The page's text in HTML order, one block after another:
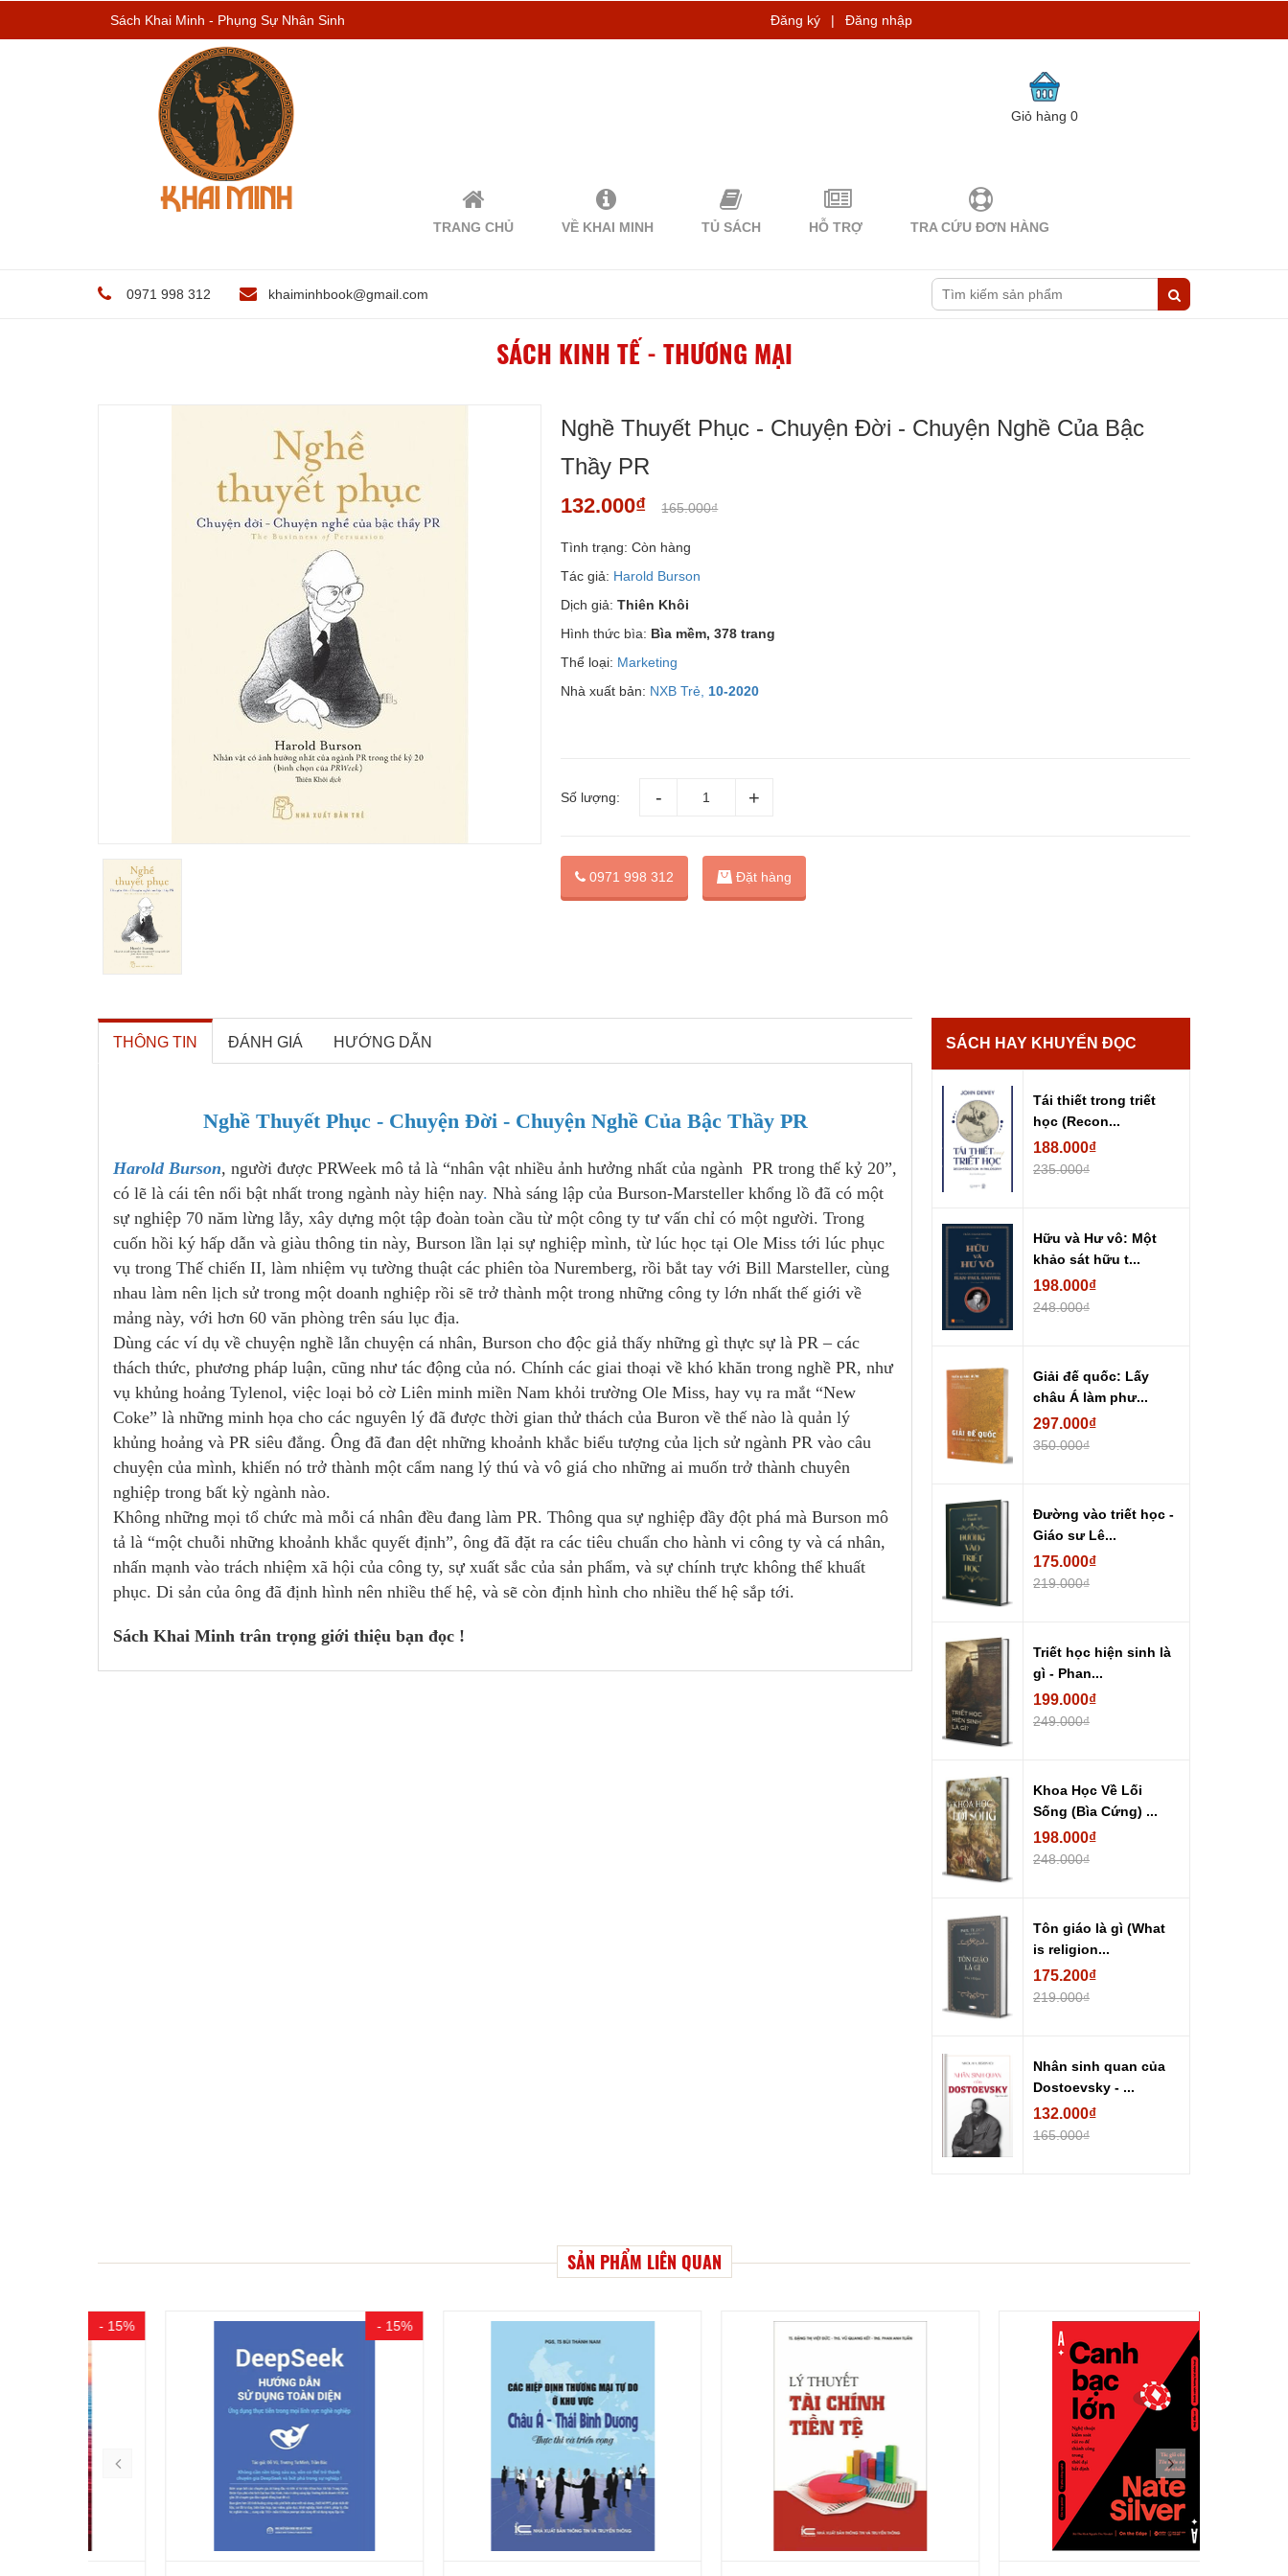
Sách Khai Minh - Phụng Sự Nhân Sinh Đăng ký | Đăng nhập
Giỏ hàng0
TRANG CHỦ VỀ KHAI MINH TỦ SÁCH HỖ TRỢ TRA CỨU ĐƠN HÀNG
0971 998 312 khaiminhbook@gmail.com
SÁCH KINH TẾ - THƯƠNG MẠI
Nghề Thuyết Phục - Chuyện Đời - Chuyện Nghề Của Bậc
Thầy PR
132.000₫ 165.000₫
Tình trạng: Còn hàng
Tác giả: Harold Burson
Dịch giả:Thiên Khôi
Hình thức bìa: Bìa mềm, 378 trang
Thể loại: Marketing
Nhà xuất bản: NXB Trẻ, 10-2020
Số lượng:
0971 998 312 Đặt hàng
THÔNG TIN ĐÁNH GIÁ HƯỚNG DẪN
Nghề Thuyết Phục - Chuyện Đời - Chuyện Nghề Của Bậc Thầy PR
Harold Burson, người được PRWeek mô tả là “nhân vật nhiều ảnh hưởng nhất của ngành PR trong thế kỷ 20”,
có lẽ là cái tên nổi bật nhất trong ngành này hiện nay. Nhà sáng lập của Burson-Marsteller khổng lồ đã có một
sự nghiệp 70 năm lừng lẫy, xây dựng một tập đoàn toàn cầu từ một công ty tư vấn chỉ có một người. Trong
cuốn hồi ký hấp dẫn và giàu thông tin này, Burson lần lại sự nghiệp mình, từ lúc học tại Ole Miss tới lúc phục
vụ trong Thế chiến II, làm nhiệm vụ tường thuật các phiên tòa Nuremberg, rồi bắt tay với Bill Marsteller, cùng
nhau làm nên lịch sử trong một doanh nghiệp rồi sẽ trở thành một trong những công ty lớn nhất thế giới về
mảng này, với hơn 60 văn phòng trên sáu lục địa.
Dùng các ví dụ về chuyện nghề lẫn chuyện cá nhân, Burson cho độc giả thấy những gì thực sự là PR – các
thách thức, phương pháp luận, cũng như tác động của nó. Chính các giai thoại về khó khăn trong nghề PR, như
vụ khủng hoảng Tylenol, việc loại bỏ cờ Liên minh miền Nam khỏi trường Ole Miss, hay vụ ra mắt “New
Coke” là những minh họa cho các nguyên lý đã được thời gian thử thách của Buron về thế nào là quản lý
khủng hoảng và PR siêu đẳng. Ông đã đan dệt những khoảnh khắc biểu tượng của lịch sử ngành PR vào câu
chuyện của mình, khiến nó trở thành một cẩm nang lý thú và vô giá cho những ai muốn trở thành chuyên
nghiệp trong bất kỳ ngành nào.
Không những mọi tổ chức mà mỗi cá nhân đều đang làm PR. Thông qua sự nghiệp đầy đột phá mà Burson mô
tả là “một chuỗi những khoảnh khắc quyết định”, ông đã đặt ra các tiêu chuẩn cho hành vi công ty và cá nhân,
nhấn mạnh vào trách nhiệm xã hội của công ty, sự xuất sắc của sản phẩm, và sự chính trực không thể khuất
phục. Di sản của ông đã định hình nên nhiều thế hệ, và sẽ còn định hình cho nhiều thế hệ sắp tới.
Sách Khai Minh trân trọng giới thiệu bạn đọc !
SÁCH HAY KHUYẾN ĐỌC
Tái thiết trong triết
học (Recon...
188.000₫
235.000₫
Hữu và Hư vô: Một
khảo sát hữu t...
198.000₫
248.000₫
Giải đế quốc: Lấy
châu Á làm phư...
297.000₫
350.000₫
Đường vào triết học -
Giáo sư Lê...
175.000₫
219.000₫
Triết học hiện sinh là
gì - Phan...
199.000₫
249.000₫
Khoa Học Về Lối
Sống (Bìa Cứng) ...
198.000₫
248.000₫
Tôn giáo là gì (What
is religion...
175.200₫
219.000₫
Nhân sinh quan của
Dostoevsky - ...
132.000₫
165.000₫
SẢN PHẨM LIÊN QUAN
- 15% - 15%